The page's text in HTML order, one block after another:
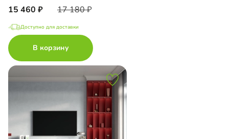
15 460 17 180
Доступно для доставки
В корзину